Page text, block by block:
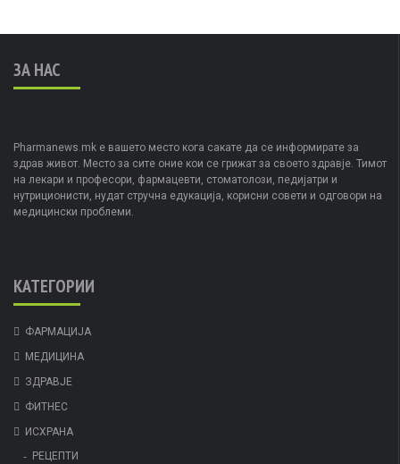
ЗА НАС
Pharmanews.mk е вашето место кога сакате да се информирате за
здрав живот. Место за сите оние кои се грижат за своето здравје. Тимот
на лекари и професори, фармацевти, стоматолози, педијатри и
нутриционисти, нудат стручна едукација, корисни совети и одговори на
медицински проблеми.
КАТЕГОРИИ
ФАРМАЦИЈА
МЕДИЦИНА
ЗДРАВЈЕ
ФИТНЕС
ИСХРАНА
РЕЦЕПТИ